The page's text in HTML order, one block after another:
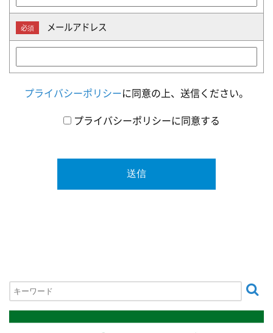
必須 メールアドレス
プライバシーポリシーに同意の上、送信ください。
プライバシーポリシーに同意する